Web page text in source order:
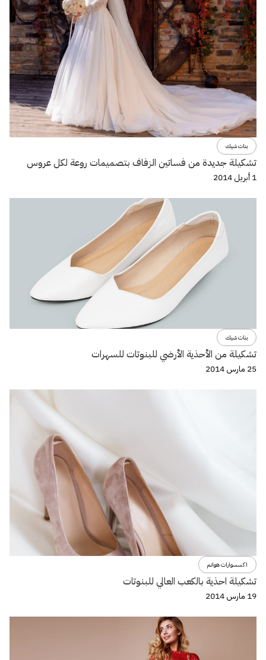
بنات شيك
تشكيلة جديدة من فساتين الزفاف بتصميمات روعة لكل عروس
1 أبريل 2014
بنات شيك
تشكيلة من الأحذية الأرضي للبنوتات للسهرات
25 مارس 2014
اكسسوارات هوانم
تشكيلة احذية بالكعب العالي للبنوتات
19 مارس 2014